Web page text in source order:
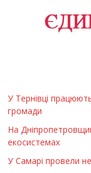
У Тернівці
громади
На
екосистемах
У Самарі провели